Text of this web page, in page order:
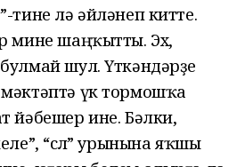
тине лә әйләнеп китте.
мине шаңҡытты. Эх,
шул. Үткәндәрҙе
үк тормошҡа
йәбешер ине. Бәлки,
“өслө” урынына яҡшы